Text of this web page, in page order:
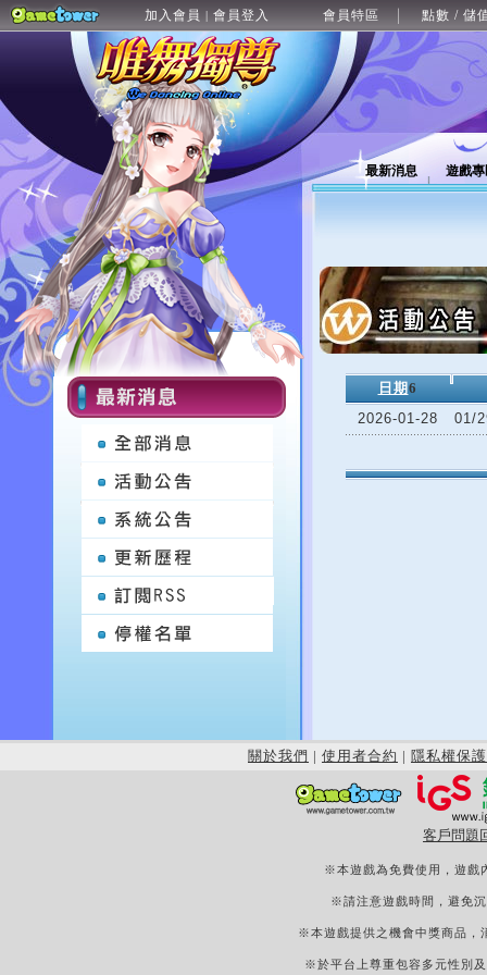
加入會員 | 會員登入 會員特區 點數 / 儲
最新消息 遊戲
日期 6
2026-01-28
01/
關於我們 | 使用者合約 | 隱私權保護
客戶問題
※本遊戲為免費使用，遊戲
※請注意遊戲時間，避免
※本遊戲提供之機會中獎商品，
※於平台上尊重包容多元性別